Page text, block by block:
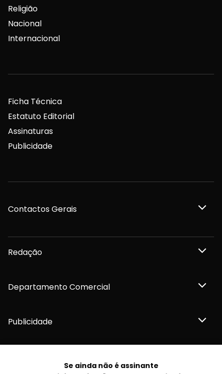
Se ainda não é assinante
Religião
Nacional
Internacional
Ficha Técnica
Estatuto Editorial
Assinaturas
Publicidade
Contactos Gerais
Redação
Departamento Comercial
Publicidade